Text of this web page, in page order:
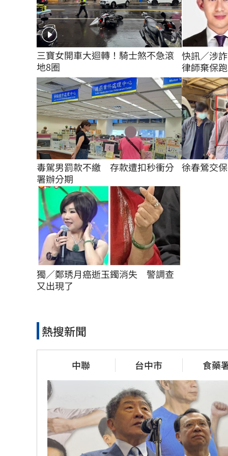
三寶女開車大迴轉！騎士煞不急滾
地8圈
快訊／涉
律師棄保
毒駕男罰款不繳　存款遭扣秒衝分
署辦分期
徐春鶯交
獨／鄭琇月癌逝玉鐲消失　警調查
又出現了
熱搜新聞
中聯 台中市 食藥